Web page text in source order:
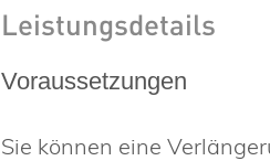
Leistungsdetails
Voraussetzungen
Sie können eine